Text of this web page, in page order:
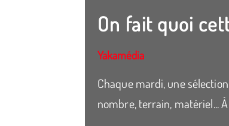
On fait quoi
Yakamédia
Chaque mardi, une
nombre, terrain, matériel...